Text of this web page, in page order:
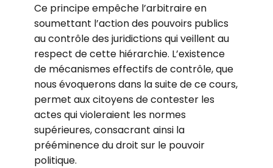
Ce principe empêche l’arbitraire en
soumettant l’action des pouvoirs publics
au contrôle des juridictions qui veillent au
respect de cette hiérarchie. L’existence
de mécanismes effectifs de contrôle, que
nous évoquerons dans la suite de ce cours,
permet aux citoyens de contester les
actes qui violeraient les normes
supérieures, consacrant ainsi la
prééminence du droit sur le pouvoir
politique.